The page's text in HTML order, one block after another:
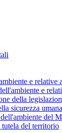
e relative
e
della
sicurezza umana
del
del territorio